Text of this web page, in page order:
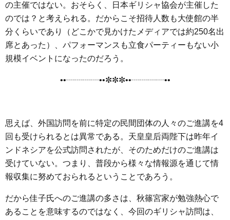
の主催ではない。おそらく、日本ギリシャ協会が主催した
のでは？と考えられる。だからこそ招待人数も大使館の半
分くらいであり（どこかで見かけたメディアでは約250名出
席とあった）、パフォーマンスも立食パーティーもない小
規模イベントになったのだろう。
••┈┈┈┈••✼✼✼••┈┈┈┈••
思えば、外国訪問を前に特定の民間団体の人々のご進講を4
回も受けられるとは異常である。天皇皇后両陛下は昨年イ
ンドネシアを公式訪問されたが、そのためだけのご進講は
受けていない。つまり、普段から様々な情報源を通じて情
報収集に努めておられるということであろう。
だから佳子氏へのご進講の多さは、秋篠宮家が勉強熱心で
あることを意味するのではなく、今回のギリシャ訪問は、